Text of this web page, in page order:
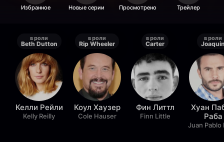
в роли
Beth Dutton
Келли Рейли
Kelly Reilly
в роли
Rip Wheeler
Коул Хаузер
Cole Hauser
в роли
Carter
Фин Литтл
Finn Little
в роли
Хуан
Раба
Juan Pablo